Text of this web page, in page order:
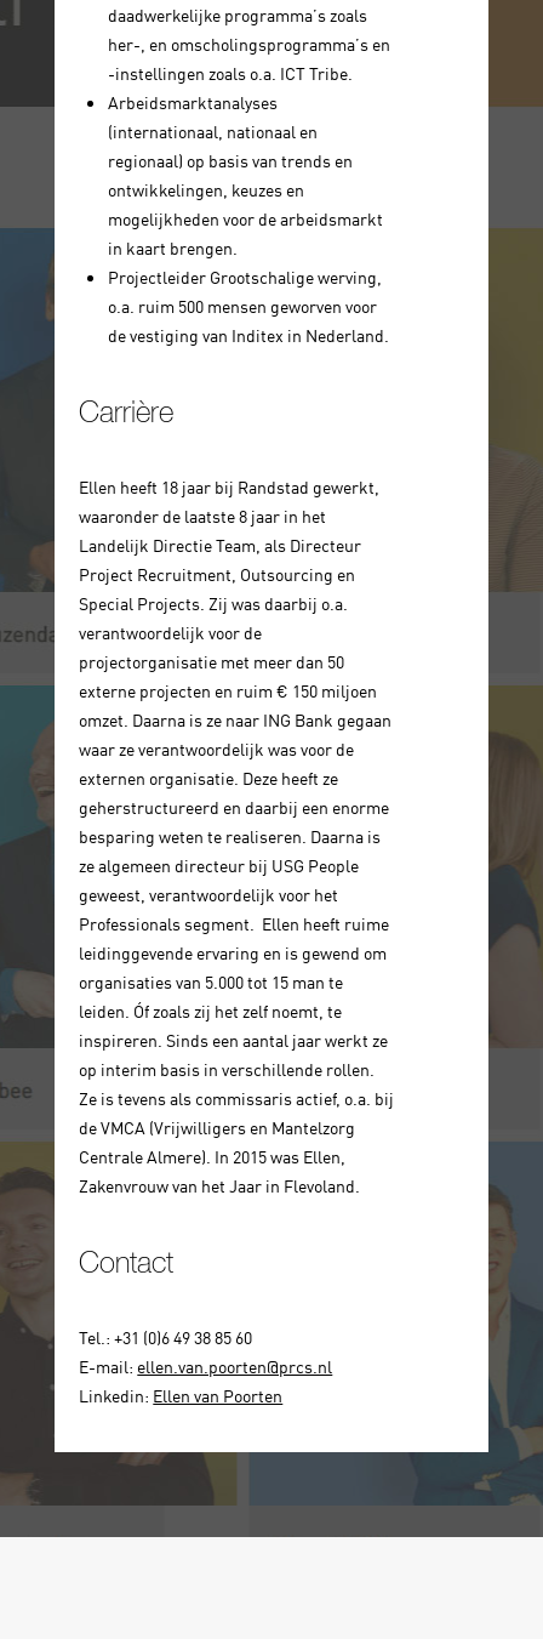
daadwerkelijke programma’s zoals
her-, en omscholingsprogramma’s en
-instellingen zoals o.a. ICT Tribe.
Arbeidsmarktanalyses
(internationaal, nationaal en
regionaal) op basis van trends en
ontwikkelingen, keuzes en
mogelijkheden voor de arbeidsmarkt
in kaart brengen.
Projectleider Grootschalige werving,
o.a. ruim 500 mensen geworven voor
de vestiging van Inditex in Nederland.
Carrière
Ellen heeft 18 jaar bij Randstad gewerkt,
waaronder de laatste 8 jaar in het
Landelijk Directie Team, als Directeur
Project Recruitment, Outsourcing en
Special Projects. Zij was daarbij o.a.
verantwoordelijk voor de
projectorganisatie met meer dan 50
externe projecten en ruim € 150 miljoen
omzet. Daarna is ze naar ING Bank gegaan
waar ze verantwoordelijk was voor de
externen organisatie. Deze heeft ze
geherstructureerd en daarbij een enorme
besparing weten te realiseren. Daarna is
ze algemeen directeur bij USG People
geweest, verantwoordelijk voor het
Professionals segment. Ellen heeft ruime
leidinggevende ervaring en is gewend om
organisaties van 5.000 tot 15 man te
leiden. Óf zoals zij het zelf noemt, te
inspireren. Sinds een aantal jaar werkt ze
op interim basis in verschillende rollen.
Ze is tevens als commissaris actief, o.a. bij
de VMCA (Vrijwilligers en Mantelzorg
Centrale Almere). In 2015 was Ellen,
Zakenvrouw van het Jaar in Flevoland.
Contact
Tel.: +31 (0)6 49 38 85 60
E-mail:ellen.van.poorten@prcs.nl
Linkedin: Ellen van Poorten